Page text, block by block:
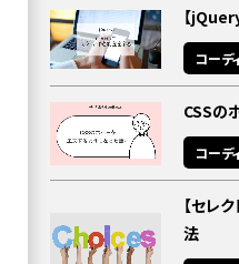
【
コーデ
CSSの
コーデ
【セレ
法